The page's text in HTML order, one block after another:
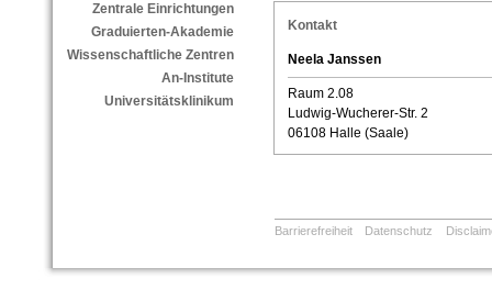
Zentrale Einrichtungen
Graduierten-Akademie
Wissenschaftliche Zentren
An-Institute
Universitätsklinikum
Kontakt
Neela Janssen
Raum 2.08
Ludwig-Wucherer-Str. 2
06108 Halle (Saale)
Barrierefreiheit Datenschutz